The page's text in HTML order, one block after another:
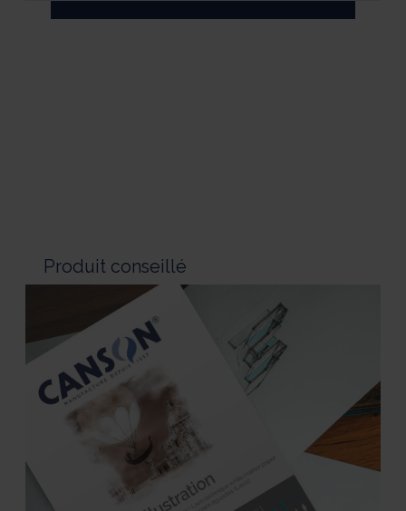
Produit conseillé